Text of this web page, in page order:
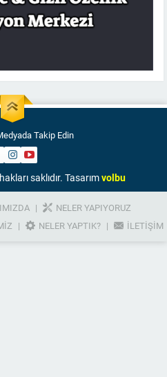
Takip Edin
saklıdır. Tasarımvolbu
NELER YAPIYORUZ
NELER YAPTIK? İLETIŞIM